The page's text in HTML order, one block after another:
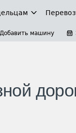
Добавить машину